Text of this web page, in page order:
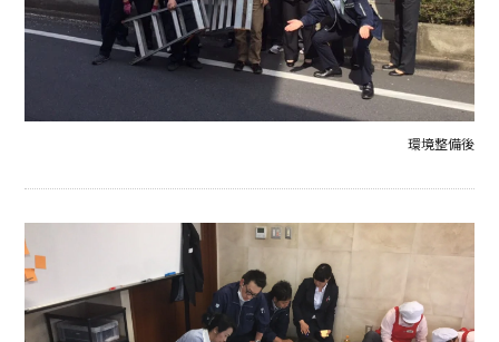
環境整備後